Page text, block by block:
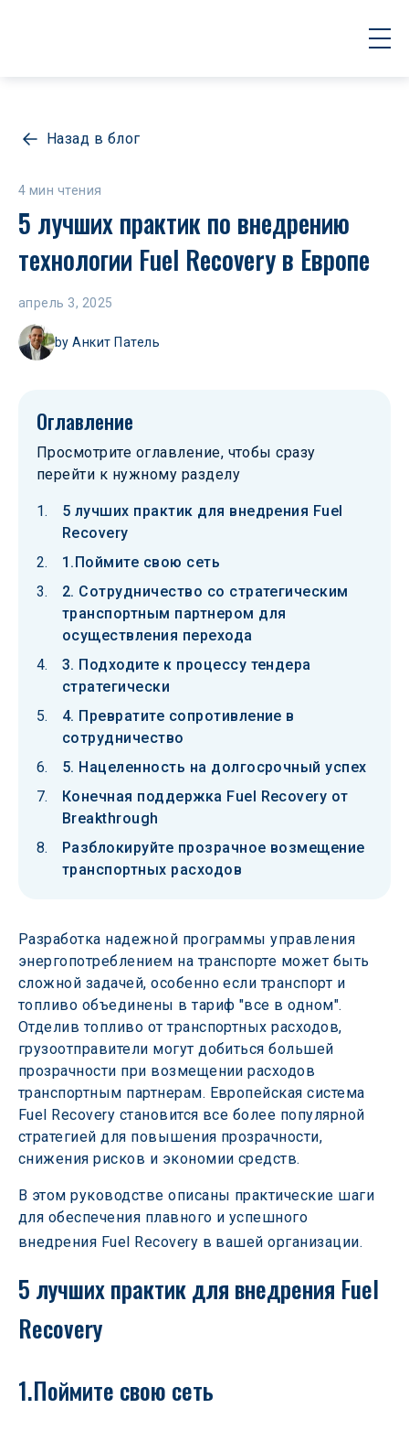
Назад в блог
4 мин чтения
5 лучших практик по внедрению
технологии Fuel Recovery в Европе
апрель 3, 2025
byАнкит Патель
Оглавление
Просмотрите оглавление, чтобы сразу
перейти к нужному разделу
5 лучших практик для внедрения Fuel
Recovery
1.Поймите свою сеть
2. Сотрудничество со стратегическим
транспортным партнером для
осуществления перехода
3. Подходите к процессу тендера
стратегически
4. Превратите сопротивление в
сотрудничество
5. Нацеленность на долгосрочный успех
Конечная поддержка Fuel Recovery от
Breakthrough
Разблокируйте прозрачное возмещение
транспортных расходов
Разработка надежной программы управления
энергопотреблением на транспорте может быть
сложной задачей, особенно если транспорт и
топливо объединены в тариф "все в одном".
Отделив топливо от транспортных расходов,
грузоотправители могут добиться большей
прозрачности при возмещении расходов
транспортным партнерам. Европейская система
Fuel Recovery становится все более популярной
стратегией для повышения прозрачности,
снижения рисков и экономии средств.
В этом руководстве описаны практические шаги
для обеспечения плавного и успешного
внедрения Fuel Recovery в вашей организации.
5 лучших практик для внедрения Fuel
Recovery
1.Поймите свою сеть